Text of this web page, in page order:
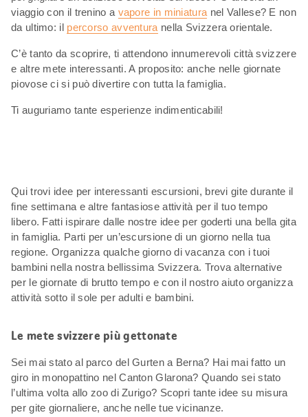
viaggio con il trenino a vapore in miniatura nel Vallese? E non
da ultimo: il percorso avventura nella Svizzera orientale.
C’è tanto da scoprire, ti attendono innumerevoli città svizzere
e altre mete interessanti. A proposito: anche nelle giornate
piovose ci si può divertire con tutta la famiglia.
Ti auguriamo tante esperienze indimenticabili!
Qui trovi idee per interessanti escursioni, brevi gite durante il
fine settimana e altre fantasiose attività per il tuo tempo
libero. Fatti ispirare dalle nostre idee per goderti una bella gita
in famiglia. Parti per un’escursione di un giorno nella tua
regione. Organizza qualche giorno di vacanza con i tuoi
bambini nella nostra bellissima Svizzera. Trova alternative
per le giornate di brutto tempo e con il nostro aiuto organizza
attività sotto il sole per adulti e bambini.
Le mete svizzere più gettonate
Sei mai stato al parco del Gurten a Berna? Hai mai fatto un
giro in monopattino nel Canton Glarona? Quando sei stato
l’ultima volta allo zoo di Zurigo? Scopri tante idee su misura
per gite giornaliere, anche nelle tue vicinanze.